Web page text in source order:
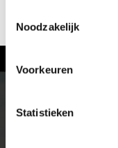
Noodzakelijk
Voorkeuren
Statistieken
Op de racefiets
panoramaroutes,
trails terug naar